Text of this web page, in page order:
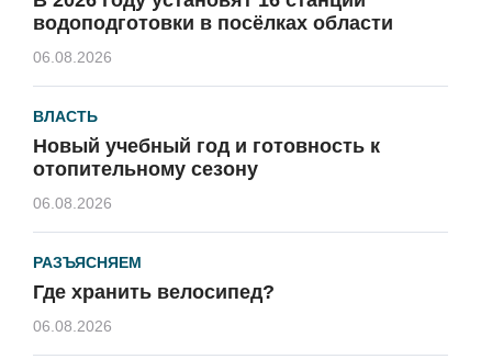
водоподготовки в посёлках области
06.08.2026
ВЛАСТЬ
Новый учебный год и готовность к
отопительному сезону
06.08.2026
РАЗЪЯСНЯЕМ
Где хранить велосипед?
06.08.2026